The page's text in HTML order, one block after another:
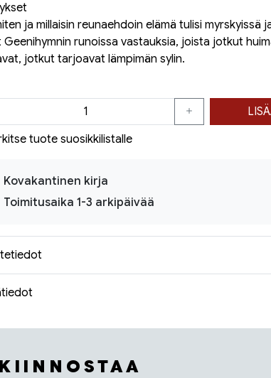
ja millaisin reunaehdoin elämä tulisi myrskyissä
Geenihymnin runoissa vastauksia, joista jotkut
jotkut tarjoavat lämpimän sylin.
tuote suosikkilistalle
Kovakantinen kirja
Toimitusaika 1-3 arkipäivää